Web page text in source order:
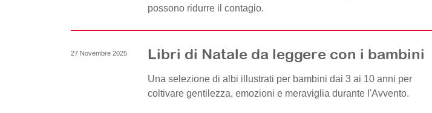
possono ridurre il contagio.
27 Novembre 2025 Libri di Natale da leggere con i bambini
Una selezione di albi illustrati per bambini dai 3 ai 10 anni per
coltivare gentilezza, emozioni e meraviglia durante l'Avvento.